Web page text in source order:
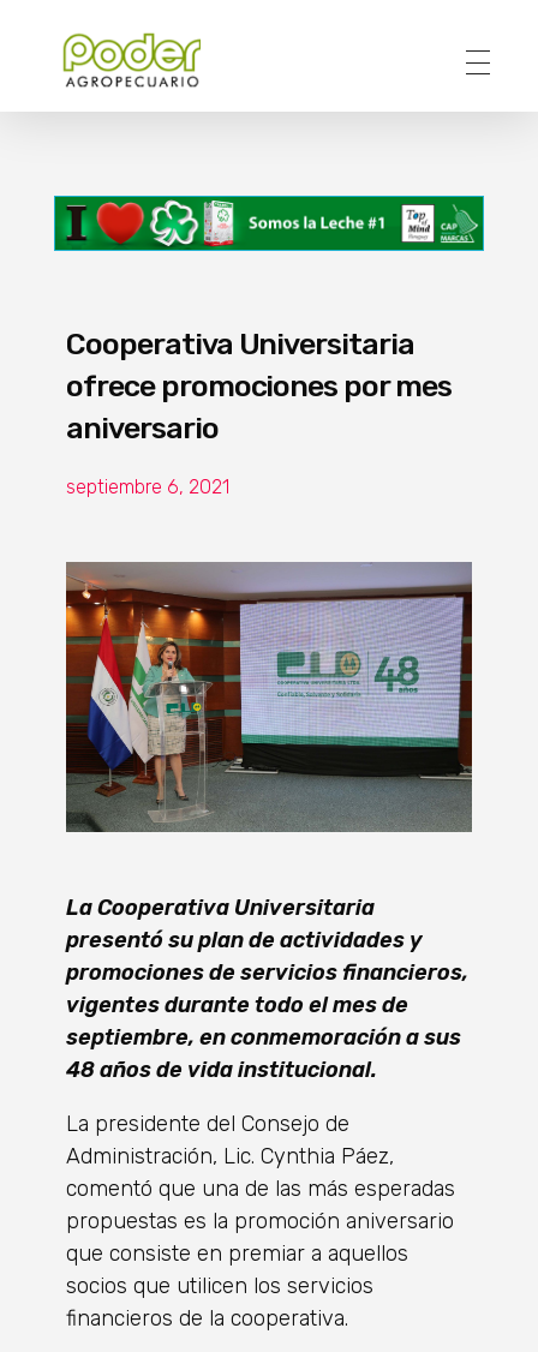
Cooperativa Universitaria
ofrece promociones por mes
aniversario
septiembre 6, 2021
La Cooperativa Universitaria
presentó su plan de actividades y
promociones de servicios financieros,
vigentes durante todo el mes de
septiembre, en conmemoración a sus
48 años de vida institucional.
La presidente del Consejo de
Administración, Lic. Cynthia Páez,
comentó que una de las más esperadas
propuestas es la promoción aniversario
que consiste en premiar a aquellos
socios que utilicen los servicios
financieros de la cooperativa.